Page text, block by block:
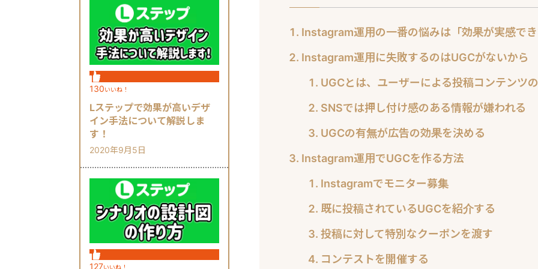
130いいね！
Lステップで効果が高いデザ
イン手法について解説しま
す！
2020年9月5日
127いいね！
Instagram運用の一番の悩みは「効果が実感でき
Instagram運用に失敗するのはUGCがないから
UGCとは、ユーザーによる投稿コンテンツ
SNSでは押し付け感のある情報が嫌われる
UGCの有無が広告の効果を決める
Instagram運用でUGCを作る方法
Instagramでモニター募集
既に投稿されているUGCを紹介する
投稿に対して特別なクーポンを渡す
コンテストを開催する